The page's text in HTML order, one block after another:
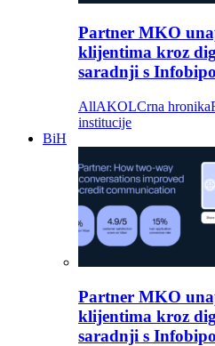
Partner MKO
klijentima kroz
saradnji s
AllAKOLCrna hronika
institucije
BiH
Partner MKO
klijentima kroz
saradnji s